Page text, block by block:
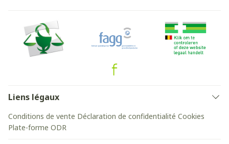
Liens légaux
Conditions de vente Déclaration de confidentialité Cookies
Plate-forme ODR